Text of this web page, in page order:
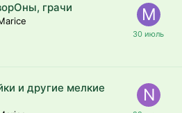
грачи
и другие мелкие